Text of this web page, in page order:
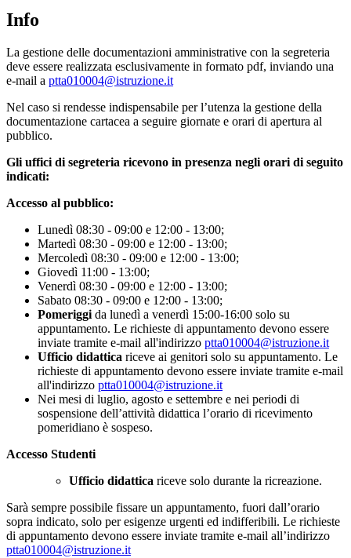
Info
La gestione delle documentazioni amministrative con la segreteria
deve essere realizzata esclusivamente in formato pdf, inviando una
e-mail a ptta010004@istruzione.it
Nel caso si rendesse indispensabile per l’utenza la gestione della
documentazione cartacea a seguire giornate e orari di apertura al
pubblico.
Gli uffici di segreteria ricevono in presenza negli orari di seguito
indicati:
Accesso al pubblico:
Lunedì 08:30 - 09:00 e 12:00 - 13:00;
Martedì 08:30 - 09:00 e 12:00 - 13:00;
Mercoledì 08:30 - 09:00 e 12:00 - 13:00;
Giovedì 11:00 - 13:00;
Venerdì 08:30 - 09:00 e 12:00 - 13:00;
Sabato 08:30 - 09:00 e 12:00 - 13:00;
Pomeriggida lunedì a venerdì 15:00-16:00 solo su
appuntamento. Le richieste di appuntamento devono essere
inviate tramite e-mail all'indirizzo ptta010004@istruzione.it
Ufficio didattica riceve ai genitori solo su appuntamento. Le
richieste di appuntamento devono essere inviate tramite e-mail
all'indirizzo ptta010004@istruzione.it
Nei mesi di luglio, agosto e settembre e nei periodi di
sospensione dell’attività didattica l’orario di ricevimento
pomeridiano è sospeso.
Accesso Studenti
Ufficio didattica riceve solo durante la ricreazione.
Sarà sempre possibile fissare un appuntamento, fuori dall’orario
sopra indicato, solo per esigenze urgenti ed indifferibili. Le richieste
di appuntamento devono essere inviate tramite e-mail all’indirizzo
ptta010004@istruzione.it